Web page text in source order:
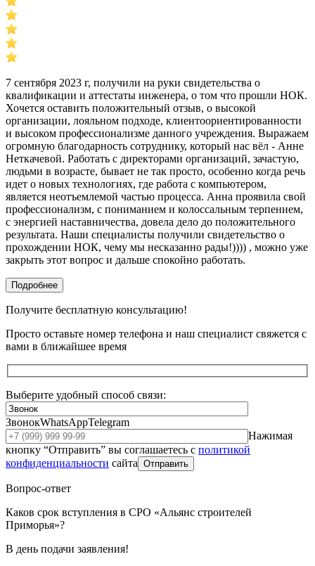
7 сентября 2023 г, получили на руки свидетельства о
квалификации и аттестаты инженера, о том что прошли НОК.
Хочется оставить положительный отзыв, о высокой
организации, лояльном подходе, клиентоориентированности
и высоком профессионализме данного учреждения. Выражаем
огромную благодарность сотруднику, который нас вёл - Анне
Неткачевой. Работать с директорами организаций, зачастую,
людьми в возрасте, бывает не так просто, особенно когда речь
идет о новых технологиях, где работа с компьютером,
является неотъемлемой частью процесса. Анна проявила свой
профессионализм, с пониманием и колоссальным терпением,
с энергией наставничества, довела дело до положительного
результата. Наши специалисты получили свидетельство о
прохождении НОК, чему мы несказанно рады!)))) , можно уже
закрыть этот вопрос и дальше спокойно работать.
Подробнее
Получите бесплатную консультацию!
Просто оставьте номер телефона и наш специалист свяжется с
вами в ближайшее время
Выберите удобный способ связи:
ЗвонокWhatsAppTelegram
Нажимая
кнопку “Отправить” вы соглашаетесь с политикой
конфиденциальности сайта Отправить
Вопрос-ответ
Каков срок вступления в СРО «Альянс строителей
Приморья»?
В день подачи заявления!